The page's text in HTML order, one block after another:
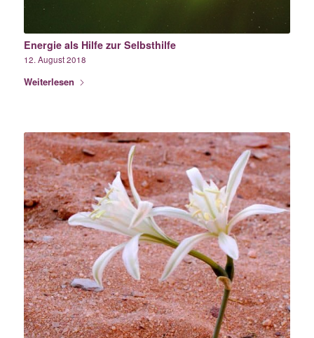
Energie als Hilfe zur Selbsthilfe
12. August 2018
Weiterlesen